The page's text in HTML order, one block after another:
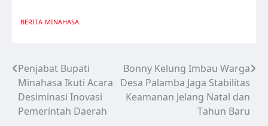
BERITA MINAHASA
Navigasi
pos
Penjabat Bupati
Minahasa Ikuti Acara
Desiminasi Inovasi
Pemerintah Daerah
Bonny Kelung Imbau Warga
Desa Palamba Jaga Stabilitas
Keamanan Jelang Natal dan
Tahun Baru